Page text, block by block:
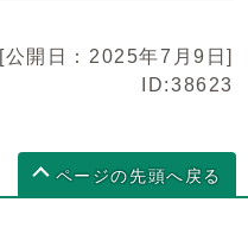
[公開日：2025年7月9日]
ID:38623
ページの先頭へ戻る